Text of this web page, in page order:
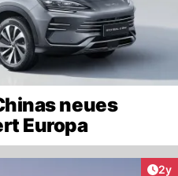
neues
Europa
2y